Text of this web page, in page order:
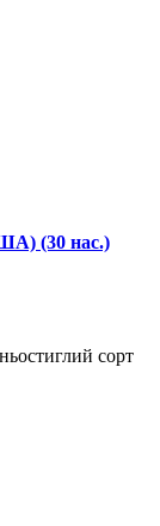
(30 нас.)
сорт